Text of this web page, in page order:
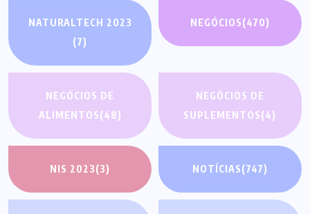
NATURALTECH 2023
(7)
NEGÓCIOS(470)
NEGÓCIOS DE
ALIMENTOS(48)
NEGÓCIOS DE
SUPLEMENTOS(4)
NIS 2023(3) NOTÍCIAS(747)